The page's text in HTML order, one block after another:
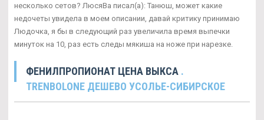
несколько сетов? ЛюсяВа писал(а): Танюш, может какие
недочеты увидела в моем описании, давай критику принимаю
Людочка, я бы в следующий раз увеличила время выпечки
минуток на 10, раз есть следы мякиша на ноже при нарезке.
ФЕНИЛПРОПИОНАТ ЦЕНА ВЫКСА .
TRENBOLONE ДЕШЕВО УСОЛЬЕ-СИБИРСКОЕ